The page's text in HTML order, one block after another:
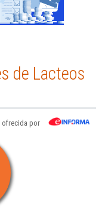
de Lacteos
ofrecida por